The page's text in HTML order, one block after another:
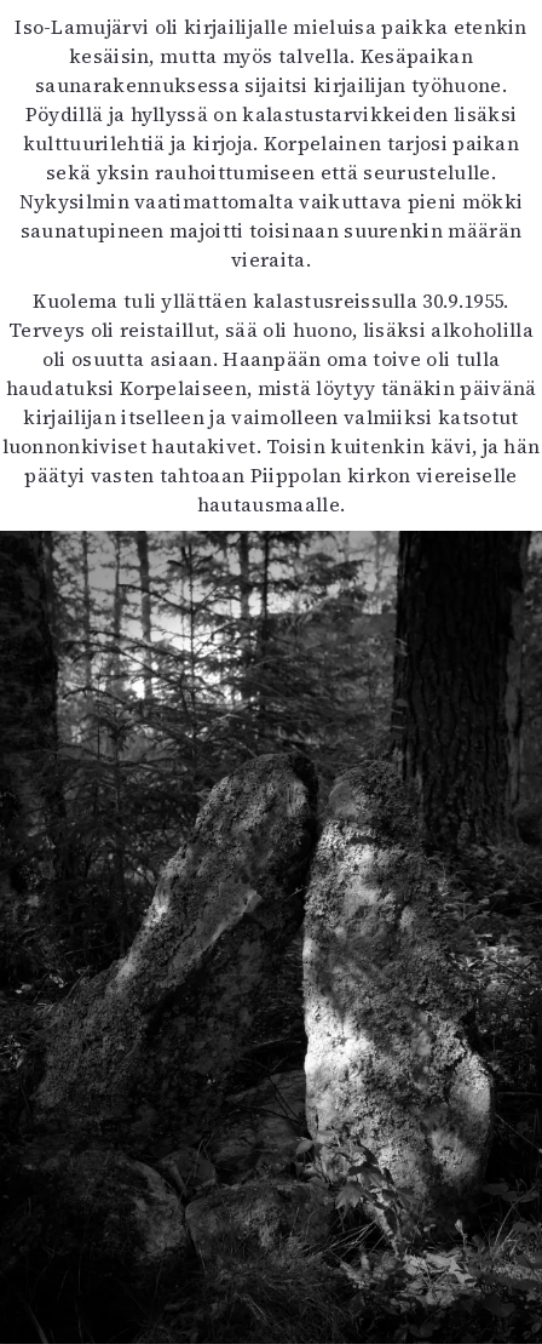
Iso-Lamujärvi oli kirjailijalle mieluisa paikka etenkin
kesäisin, mutta myös talvella. Kesäpaikan
saunarakennuksessa sijaitsi kirjailijan työhuone.
Pöydillä ja hyllyssä on kalastustarvikkeiden lisäksi
kulttuurilehtiä ja kirjoja. Korpelainen tarjosi paikan
sekä yksin rauhoittumiseen että seurustelulle.
Nykysilmin vaatimattomalta vaikuttava pieni mökki
saunatupineen majoitti toisinaan suurenkin määrän
vieraita.
Kuolema tuli yllättäen kalastusreissulla 30.9.1955.
Terveys oli reistaillut, sää oli huono, lisäksi alkoholilla
oli osuutta asiaan. Haanpään oma toive oli tulla
haudatuksi Korpelaiseen, mistä löytyy tänäkin päivänä
kirjailijan itselleen ja vaimolleen valmiiksi katsotut
luonnonkiviset hautakivet. Toisin kuitenkin kävi, ja hän
päätyi vasten tahtoaan Piippolan kirkon viereiselle
hautausmaalle.